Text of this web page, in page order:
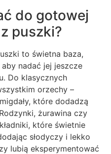
do gotowej
puszki?
to świetna baza,
nadać jej jeszcze
Do klasycznych
orzechy –
które dodadzą
żurawina czy
które świetnie
słodyczy i lekko
lubią eksperymentować